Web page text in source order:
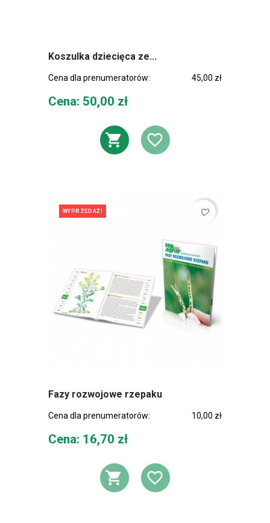
Koszulka dziecięca ze...
Cena dla prenumeratorów: 45,00 zł
Cena
Cena: 50,00 zł
DODAJ DO
DODAJ DO
WYPRZEDAŻ! favorite_border
Fazy rozwojowe rzepaku
Cena dla prenumeratorów: 10,00 zł
Cena
Cena: 16,70 zł
DODAJ DO
DODAJ DO